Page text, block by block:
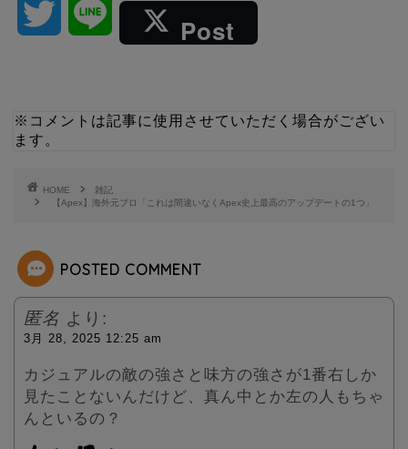
t
r
Post
※コメントは記事に使用させていただく場合がござい
ます。
HOME
雑記
【Apex】海外元プロ「これは間違いなくApex史上最高のアップデートの1つ」
POSTED COMMENT
匿名 より:
3月 28, 2025 12:25 am
カジュアルの敵の強さと味方の強さが1番右しか
見たことないんだけど、真ん中とか左の人もちゃ
んといるの？